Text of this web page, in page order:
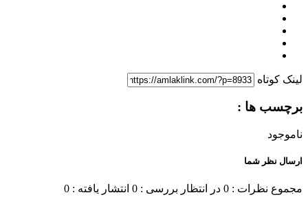
لینک کوتاه
برچسب ها :
ناموجود
ارسال نظر شما
مجموع نظرات : 0 در انتظار بررسی : 0 انتشار یافته : 0